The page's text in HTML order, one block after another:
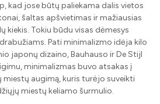
kad jose būtų paliekama dalis vietos
šaltas apšvietimas ir mažiausias
kiekis. Tokiu būdu visas dėmesys
Pati minimalizmo idėja kilo
japonų dizaino, Bauhauso ir De Stijl
minimalizmas buvo atsakas į
augimą, kuris turėjo suveikti
miestų keliamo šurmulio.